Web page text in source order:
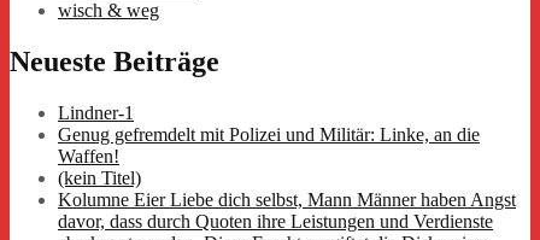
wisch & weg
Neueste Beiträge
Lindner-1
Genug gefremdelt mit Polizei und Militär: Linke, an die
Waffen!
(kein Titel)
Kolumne Eier Liebe dich selbst, Mann Männer haben Angst
davor, dass durch Quoten ihre Leistungen und Verdienste